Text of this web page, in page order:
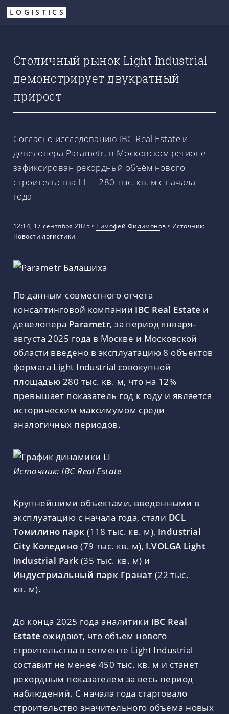
Перейти
LOGISTICS
Столичный рынок Light Industrial
демонстрирует двукратный
прирост
Согласно исследованию IBC Real Estate и
девелопера Parametr, в Московском регионе
зафиксирован рекордный объём нового
строительства LI — 280 тыс. кв. м с начала
года
12:14, 17 сентября 2025 •Тимофей Филимонов • Источник:
Новости логистики
По данным совместного отчета
консалтинговой компании IBC Real Estate и
девелопера Parametr, за период января–
августа 2025 года в Москве и Московской
области введено в эксплуатацию 8 объектов
формата Light Industrial совокупной
площадью 280 тыс. кв. м, что на 12%
превышает показатель год к году и является
историческим максимумом среди
аналогичных периодов.
Источник: IBC Real Estate
Крупнейшими объектами, введенными в
эксплуатацию с начала года, стали DCL
Томилино парк (118 тыс. кв. м), Industrial
City Коледино (79 тыс. кв. м), I.VOLGA Light
Industrial Park (35 тыс. кв. м) и
Индустриальный парк Гранат (22 тыс.
кв. м).
До конца 2025 года аналитики IBC Real
Estate ожидают, что объем нового
строительства в сегменте Light Industrial
составит не менее 450 тыс. кв. м и станет
рекордным показателем за весь период
наблюдений. С начала года стартовало
строительство значительного объема новых